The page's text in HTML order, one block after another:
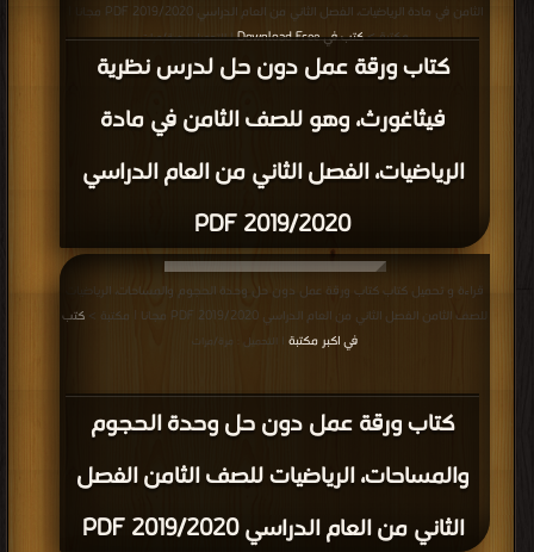
كتاب ورقة عمل دون حل لدرس نظرية
فيثاغورث، وهو للصف الثامن في مادة
الرياضيات، الفصل الثاني من العام الدراسي
2019/2020 PDF
الثامن في مادة الرياضيات، الفصل الثاني من العام الدراسي 2019/2020 PDF مجانا |
مكتبة >كتب في Download Free | التحميل : مرة/مرات
كتاب ورقة عمل دون حل وحدة الحجوم
والمساحات، الرياضيات للصف الثامن الفصل
الثاني من العام الدراسي 2019/2020 PDF
قراءة و تحميل كتاب كتاب ورقة عمل دون حل وحدة الحجوم والمساحات، الرياضيات
للصف الثامن الفصل الثاني من العام الدراسي 2019/2020 PDF مجانا | مكتبة >
كتب
في اكبر مكتبة
| التحميل : مرة/مرات